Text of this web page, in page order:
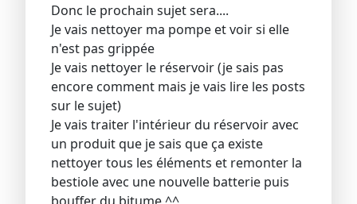
Donc le prochain sujet sera....
Je vais nettoyer ma pompe et voir si elle
n'est pas grippée
Je vais nettoyer le réservoir (je sais pas
encore comment mais je vais lire les posts
sur le sujet)
Je vais traiter l'intérieur du réservoir avec
un produit que je sais que ça existe
nettoyer tous les éléments et remonter la
bestiole avec une nouvelle batterie puis